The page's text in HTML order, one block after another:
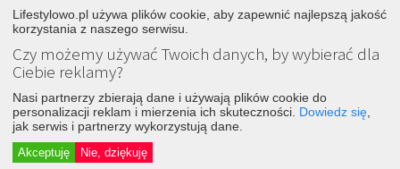
Zupa ogórkowa z ryżem
11 miesięcy temu
Lifestylowo.pl używa plików cookie, aby zapewnić najlepszą jakość
korzystania z naszego serwisu.
Czy możemy używać Twoich danych, by wybierać dla
Ciebie reklamy?
Nasi partnerzy zbierają dane i używają plików cookie do
personalizacji reklam i mierzenia ich skuteczności. Dowiedz się
jak serwis i partnerzy wykorzystują dane.
Akceptuję Nie, dziękuję